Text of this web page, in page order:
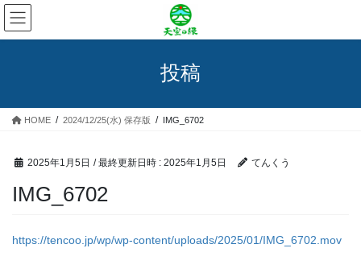
コ
ン
テ
ス
ナ
ビ
ゲ
ン
投稿
HOME 2024/12/25(水) 保存版 IMG_6702
2025年1月5日 / 最終更新日時 : 2025年1月5日 てんくう
IMG_6702
https://tencoo.jp/wp/wp-content/uploads/2025/01/IMG_6702.mov